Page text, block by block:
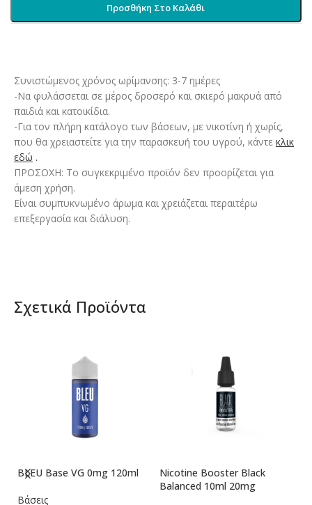
Προσθήκη Στο Καλάθι
Συνιστώμενος χρόνος ωρίμανσης: 3-7 ημέρες
-Να φυλάσσεται σε μέρος δροσερό και σκιερό μακρυά από
παιδιά και κατοικίδια.
-Για τον πλήρη κατάλογο των βάσεων, με νικοτίνη ή χωρίς,
που θα χρειαστείτε για την παρασκευή του υγρού, κάντε κλικ
εδώ .
ΠΡΟΣΟΧΗ: Το συγκεκριμένο προϊόν δεν προορίζεται για
άμεση χρήση.
Είναι συμπυκνωμένο άρωμα και χρειάζεται περαιτέρω
επεξεργασία και διάλυση.
Σχετικά Προϊόντα
BLEU Base VG 0mg 120ml
Βάσεις
Nicotine Booster Black
Balanced 10ml 20mg